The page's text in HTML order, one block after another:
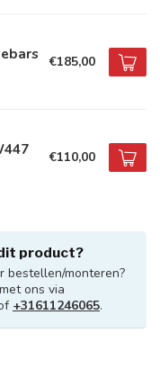
€185,00
€110,00
product?
bestellen/monteren?
ons via
+31611246065.